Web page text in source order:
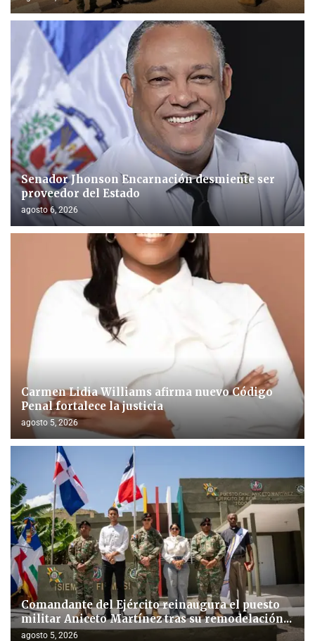
Senador Jhonson Encarnación desmiente ser
proveedor del Estado
agosto 6, 2026
Carmen Lidia Williams afirma nuevo Código
Penal fortalece la justicia
agosto 5, 2026
Comandante del Ejército reinaugura el puesto
militar Aniceto Martínez tras su remodelación...
agosto 5, 2026